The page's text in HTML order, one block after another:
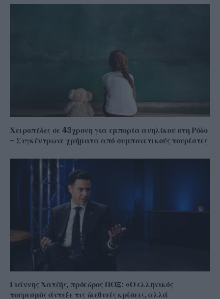
Χειροπέδες σε 43χρονη για εμπορία ανηλίκου στη Ρόδο
– Συγκέντρωνε χρήματα από συμπονετικούς τουρίστες
Γιάννης Χατζής, πρόεδρος ΠΟΞ: «Ο ελληνικός
τουρισμός άντεξε τις διεθνείς κρίσεις, αλλά